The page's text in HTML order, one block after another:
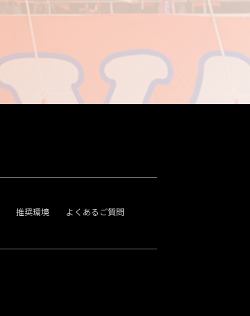
推奨環境 よくあるご質問